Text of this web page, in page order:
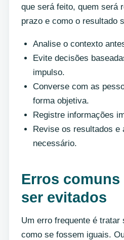
que será feito, quem será
prazo e como o resultado
Analise o contexto
Evite decisões
impulso.
Converse com as
forma objetiva.
Registre informações
Revise os resultados e
necessário.
Erros comuns
ser evitados
Um erro frequente é tratar
como se fossem iguais.